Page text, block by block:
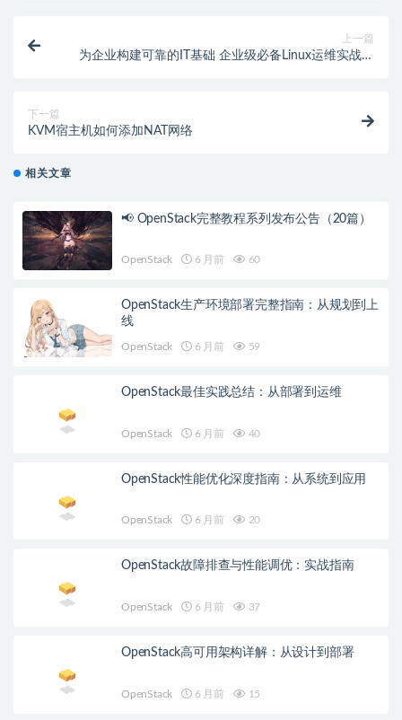
上一篇
为企业构建可靠的IT基础 企业级必备Linux运维实战技
下一篇
KVM宿主机如何添加NAT网络
相关文章
📢 OpenStack完整教程系列发布公告（20篇）
OpenStack 6 月前 60
OpenStack生产环境部署完整指南：从规划到上
线
OpenStack 6 月前 59
OpenStack最佳实践总结：从部署到运维
OpenStack 6 月前 40
OpenStack性能优化深度指南：从系统到应用
OpenStack 6 月前 20
OpenStack故障排查与性能调优：实战指南
OpenStack 6 月前 37
OpenStack高可用架构详解：从设计到部署
OpenStack 6 月前 15